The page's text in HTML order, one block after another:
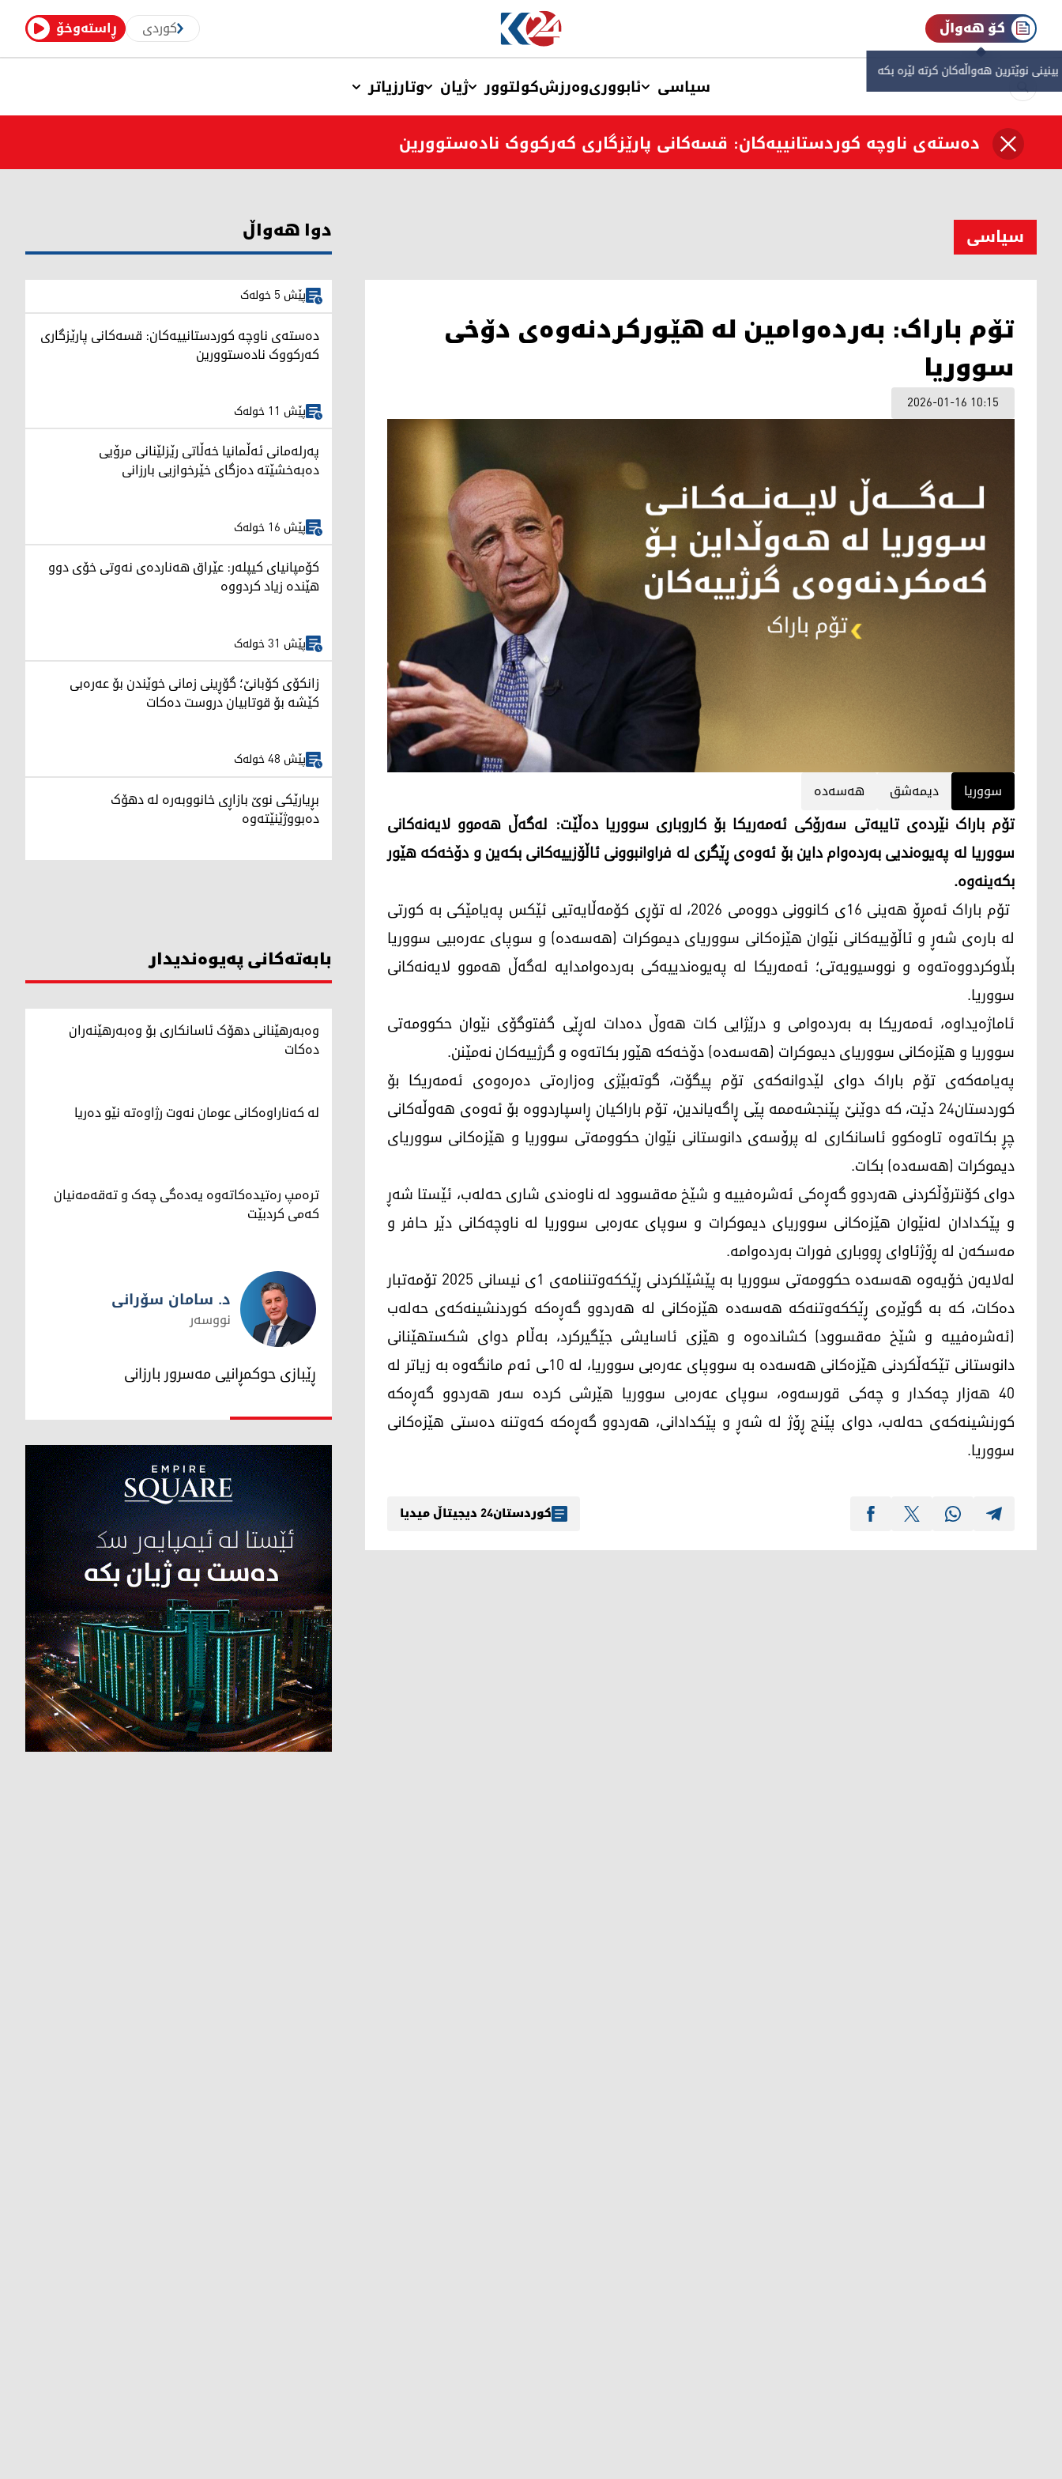
ڕاستەوخۆ کوردی کۆ هەواڵ
نوێترین هەواڵەکان کرتە لێرە بکە
سیاسی ئابووریوەرزشکولتوور ژیان وتارزیاتر
دەستەی ناوچە کوردستانییەکان: قسەکانی پارێزگاری کەرکووک نادەستوورین
سیاسی
تۆم باراک: بەردەوامین لە هێورکردنەوەی دۆخی
سووریا
2026-01-16 10:15
سووریا دیمەشق هەسەدە
تۆم باراک نێردەی تایبەتی سەرۆکی ئەمەریکا بۆ کاروباری سووریا دەڵێت: لەگەڵ هەموو لایەنەکانی
سووریا لە پەیوەندیی بەردەوام داین بۆ ئەوەی ڕێگری لە فراوانبوونی ئاڵۆزییەکانی بکەین و دۆخەکە هێور
بکەینەوە.
تۆم باراک ئەمڕۆ هەینی 16ی کانوونی دووەمی 2026، لە تۆڕی کۆمەڵایەتیی ئێکس پەیامێکی بە کورتی
لە بارەی شەڕ و ئاڵۆییەکانی نێوان هێزەکانی سووریای دیموکرات (هەسەدە) و سوپای عەرەبیی سووریا
بڵاوکردووەتەوە و نووسیویەتی؛ ئەمەریکا لە پەیوەندییەکی بەردەوامدایە لەگەڵ هەموو لایەنەکانی
سووریا.
ئاماژەیداوە، ئەمەریکا بە بەردەوامی و درێژایی کات هەوڵ دەدات لەڕێی گفتوگۆی نێوان حکوومەتی
سووریا و هێزەکانی سووریای دیموکرات (هەسەدە) دۆخەکە هێور بکاتەوە و گرژییەکان نەمێنن.
پەیامەکەی تۆم باراک دوای لێدوانەکەی تۆم پیگۆت، گوتەبێژی وەزارەتی دەرەوەی ئەمەریکا بۆ
کوردستان24 دێت، کە دوێنێ پێنجشەممە پێی ڕاگەیاندین، تۆم باراکیان ڕاسپاردووە بۆ ئەوەی هەوڵەکانی
چڕ بکاتەوە تاوەکوو ئاسانکاری لە پرۆسەی دانوستانی نێوان حکوومەتی سووریا و هێزەکانی سووریای
دیموکرات (هەسەدە) بکات.
دوای کۆنترۆڵکردنی هەردوو گەڕەکی ئەشرەفییە و شێخ مەقسوود لە ناوەندی شاری حەلەب، ئێستا شەڕ
و پێکدادان لەنێوان هێزەکانی سووریای دیموکرات و سوپای عەرەبی سووریا لە ناوچەکانی دێر حافر و
مەسکەن لە ڕۆژئاوای ڕووباری فورات بەردەوامە.
لەلایەن خۆیەوە هەسەدە حکوومەتی سووریا بە پێشێلکردنی ڕێککەوتننامەی 1ی نیسانی 2025 تۆمەتبار
دەکات، کە بە گوێرەی ڕێککەوتنەکە هەسەدە هێزەکانی لە هەردوو گەڕەکە کوردنشینەکەی حەلەب
(ئەشرەفییە و شێخ مەقسوود) کشاندەوە و هێزی ئاسایشی جێگیرکرد، بەڵام دوای شکستهێنانی
دانوستانی تێکەڵکردنی هێزەکانی هەسەدە بە سووپای عەرەبی سووریا، لە 10ـی ئەم مانگەوە بە زیاتر لە
40 هەزار چەکدار و چەکی قورسەوە، سوپای عەرەبی سووریا هێرشی کردە سەر هەردوو گەڕەکە
کورنشینەکەی حەلەب، دوای پێنج ڕۆژ لە شەڕ و پێکدادانی، هەردوو گەڕەکە کەوتنە دەستی هێزەکانی
سووریا.
کوردستان24 دیجیتاڵ میدیا
دوا هەواڵ
پێش 5 خولەک
دەستەی ناوچە کوردستانییەکان: قسەکانی پارێزگاری
کەرکووک نادەستوورین
پێش 11 خولەک
پەرلەمانی ئەڵمانیا خەڵاتی رێزلێنانی مرۆیی
دەبەخشێتە دەزگای خێرخوازیی بارزانی
پێش 16 خولەک
کۆمپانیای کیپلەر: عێراق هەناردەی نەوتی خۆی دوو
هێندە زیاد کردووە
پێش 31 خولەک
زانکۆی کۆبانێ؛ گۆڕینی زمانی خوێندن بۆ عەرەبی
کێشە بۆ قوتابیان دروست دەکات
پێش 48 خولەک
بڕیارێکی نوێ بازاڕی خانووبەرە لە دهۆک
دەبووژێنێتەوە
بابەتەکانی پەیوەندیدار
وەبەرهێنانی دهۆک ئاسانکاری بۆ وەبەرهێنەران
دەکات
لە کەناراوەکانی عومان نەوت رژاوەته‌ نێو ده‌ریا
ترەمپ رەتیدەکاتەوە یەدەگی چەک و تەقەمەنیان
کەمی کردبێت
د. سامان سۆرانی
د. سامان سۆرانی
نووسەر
ڕێبازی حوکمڕانیی مەسرور بارزانی